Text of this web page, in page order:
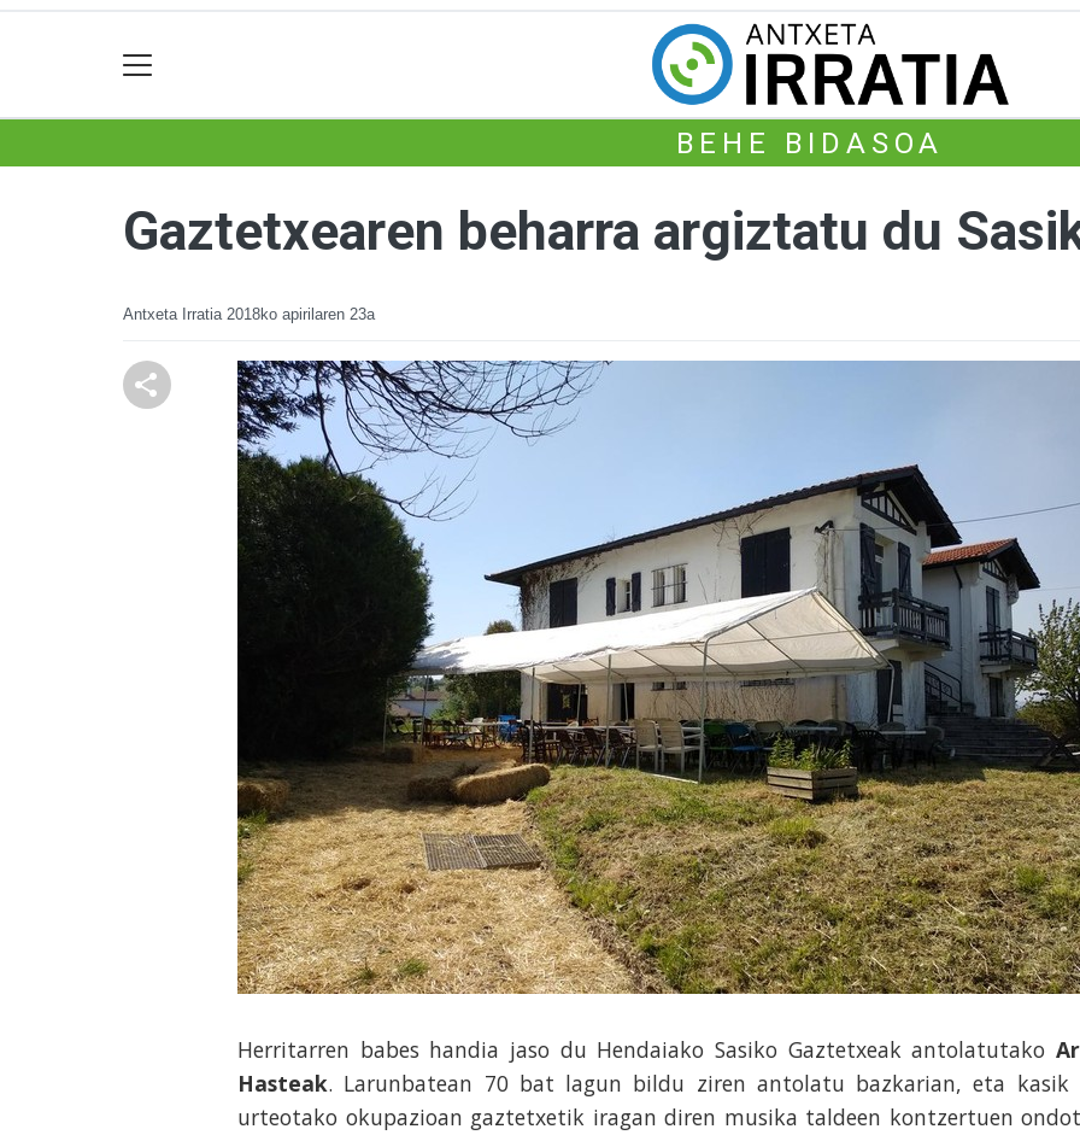
BEHE BIDASOA
Gaztetxearen beharra argiztatu du
Antxeta Irratia 2018ko apirilaren 23a
Herritarren babes handia jaso du Hendaiako Sasiko Gaztetxeak antolatutako
Hasteak. Larunbatean 70 bat lagun bildu ziren antolatu bazkarian, eta kasik
urteotako okupazioan gaztetxetik iragan diren musika taldeen kontzertuen